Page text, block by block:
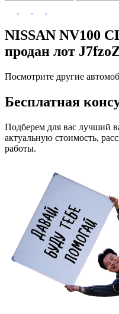
NISSAN NV100
продан лот
Посмотрите другие
Бесплатная
Подберем для вас лучший
актуальную стоимость,
работы.